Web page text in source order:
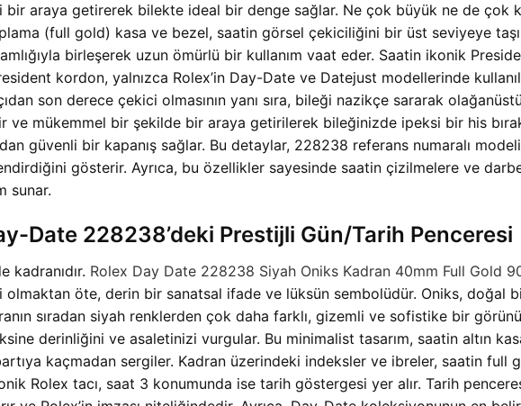
bir araya getirerek bilekte ideal bir denge sağlar. Ne çok büyük ne de çok
(full gold) kasa ve bezel, saatin görsel çekiciliğini bir üst seviyeye
birleşerek uzun ömürlü bir kullanım vaat eder. Saatin ikonik
kordon, yalnızca Rolex’in Day-Date ve Datejust modellerinde
son derece çekici olmasının yanı sıra, bileği nazikçe sararak
ve mükemmel bir şekilde bir araya getirilerek bileğinizde ipeksi bir his
güvenli bir kapanış sağlar. Bu detaylar, 228238 referans numaralı
gösterir. Ayrıca, bu özellikler sayesinde saatin çizilmelere ve
sunar.
Date 228238’deki Prestijli Gün/Tarih Penceresi
kadranıdır. Rolex Day Date 228238 Siyah Oniks Kadran 40mm Full Gold
öte, derin bir sanatsal ifade ve lüksün sembolüdür. Oniks, doğal
sıradan siyah renklerden çok daha farklı, gizemli ve sofistike bir
derinliğini ve asaletinizi vurgular. Bu minimalist tasarım, saatin altın
kaçmadan sergiler. Kadran üzerindeki indeksler ve ibreler, saatin full
Rolex tacı, saat 3 konumunda ise tarih göstergesi yer alır. Tarih